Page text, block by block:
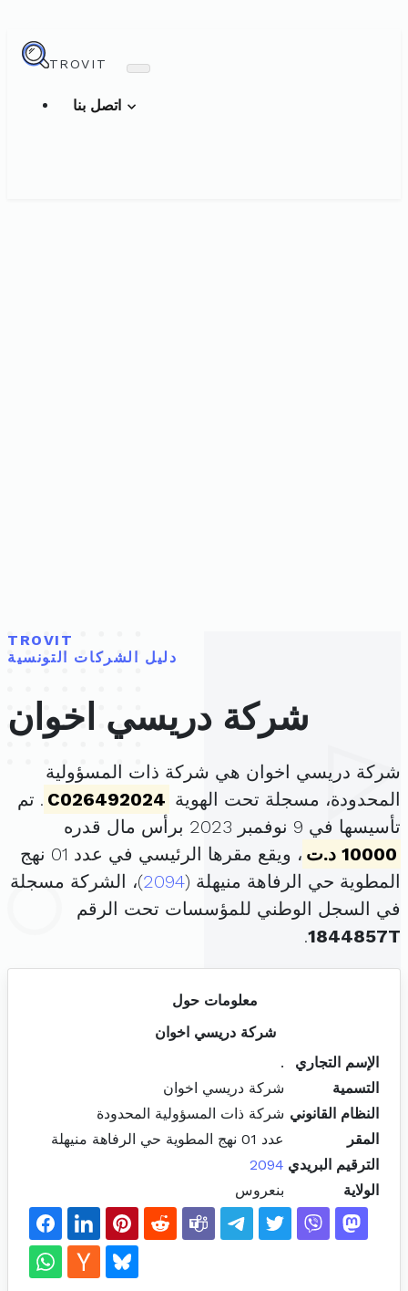
TROVIT
TROVIT
دليل الشركات التونسية
شركة دريسي اخوان
شركة دريسي اخوان هي شركة ذات المسؤولية
المحدودة، مسجلة تحت الهوية C026492024 . تم
تأسيسها في 9 نوفمبر 2023 برأس مال قدره
10000 د.ت
، ويقع مقرها الرئيسي في عدد 01 نهج
المطوية حي الرفاهة منيهلة (2094)، الشركة مسجلة
في السجل الوطني للمؤسسات تحت الرقم
1844857T
.
معلومات حول
شركة دريسي اخوان
الإسم التجاري
.
التسمية
شركة دريسي اخوان
النظام القانوني شركة ذات المسؤولية المحدودة
المقر
عدد 01 نهج المطوية حي الرفاهة منيهلة
الترقيم البريدي 2094
الولاية
بنعروس